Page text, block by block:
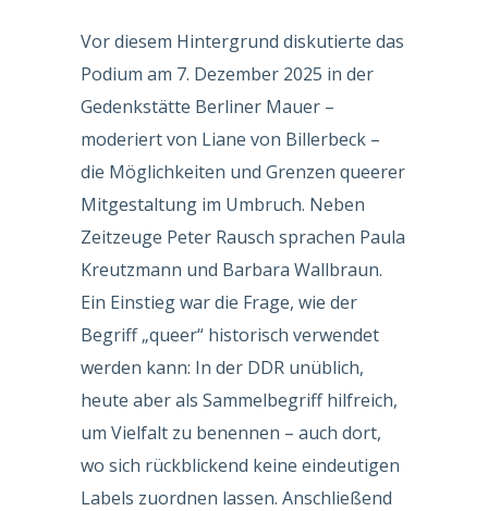
Vor diesem Hintergrund diskutierte das
Podium am 7. Dezember 2025 in der
Gedenkstätte Berliner Mauer –
moderiert von Liane von Billerbeck –
die Möglichkeiten und Grenzen queerer
Mitgestaltung im Umbruch. Neben
Zeitzeuge Peter Rausch sprachen Paula
Kreutzmann und Barbara Wallbraun.
Ein Einstieg war die Frage, wie der
Begriff „queer“ historisch verwendet
werden kann: In der DDR unüblich,
heute aber als Sammelbegriff hilfreich,
um Vielfalt zu benennen – auch dort,
wo sich rückblickend keine eindeutigen
Labels zuordnen lassen. Anschließend